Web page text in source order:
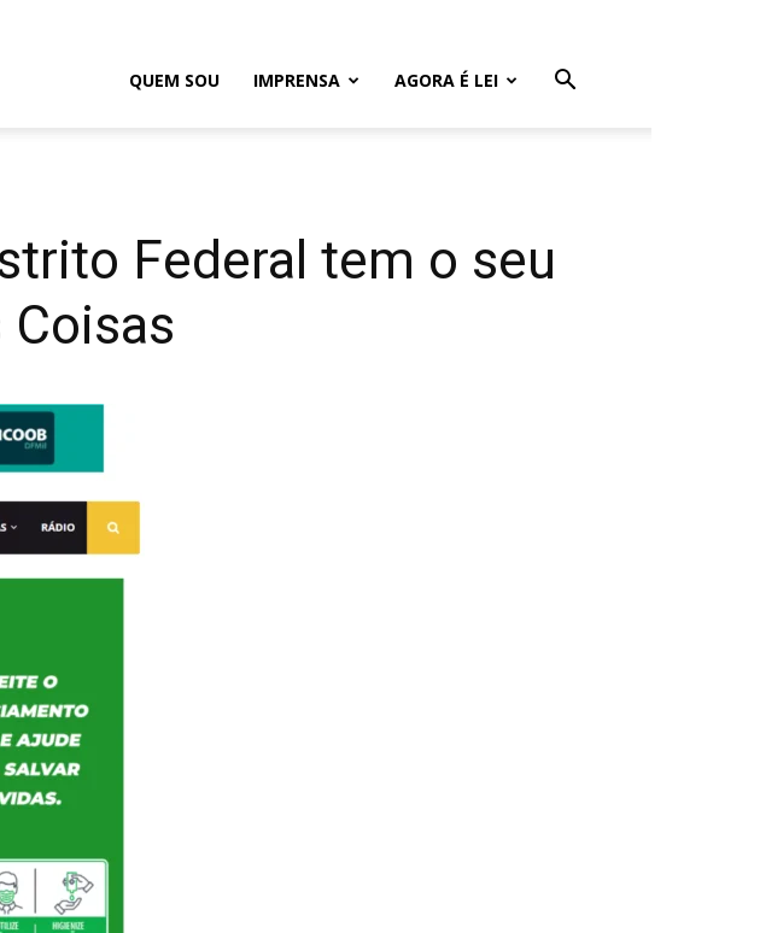
QUEM SOU IMPRENSA AGORA É LEI
Federal tem o seu